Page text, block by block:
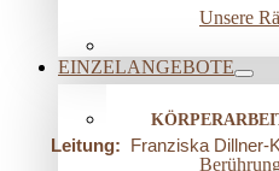
Unsere
EINZELANGEBOTE
Leitung: Franziska Dillner-